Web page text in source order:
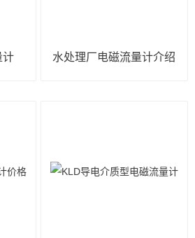
计 水处理厂电磁流量计介绍